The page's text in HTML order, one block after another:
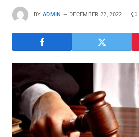
BY ADMIN DECEMBER 22, 2022